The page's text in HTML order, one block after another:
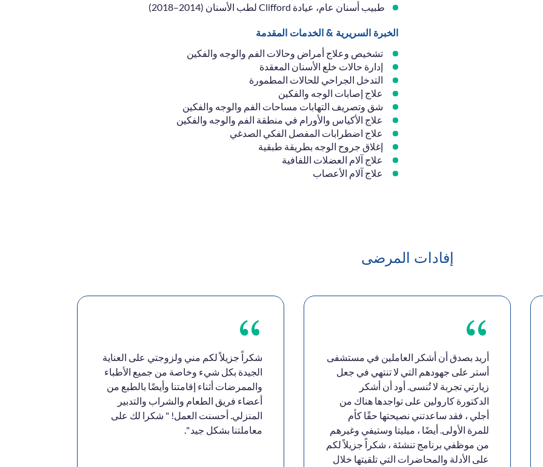
طبيب أسنان عام، عيادة Clifford لطب الأسنان (2014–2018)
الخبرة السريرية & الخدمات المقدمة
تشخيص وعلاج أمراض وحالات الفم والوجه والفكين
إدارة حالات خلع الأسنان المعقدة
التدخل الجراحي للحالات المطمورة
علاج إصابات الوجه والفكين
شق وتصريف التهابات مساحات الفم والوجه والفكين
علاج الأكياس والأورام في منطقة الفم والوجه والفكين
علاج اضطرابات المفصل الفكي الصدغي
إغلاق جروح الوجه بطريقة طبقية
علاج آلام العضلات اللفافية
علاج آلام الأعصاب
إفادات المرضى
أريد بصدق أن أشكر العاملين في مستشفى
أستر على جهودهم التي لا تنتهي في جعل
زيارتي تجربة لا تُنسى. أود أن أشكر
الدكتورة كارولين على تواجدها هناك من
أجلي ، فقد ساعدتني نصيحتها حقًا كأم
للمرة الأولى. أيضًا ، ميليتا وستيفي وغيرهم
من موظفي برنامج تنشئة ، شكراً جزيلاً لكم
على الأدلة والمحاضرات التي تلقيتها خلال
شكراً جزيلاً لكم مني ولزوجتي على العناية
الجيدة بكل شيء وخاصة من جميع الأطباء
والممرضات أثناء إقامتنا وأيضًا بالطبع من
أعضاء فريق الطعام والشراب والتدبير
المنزلي. أحسنت العمل! " شكرا لك على
معاملتنا بشكل جيد ".